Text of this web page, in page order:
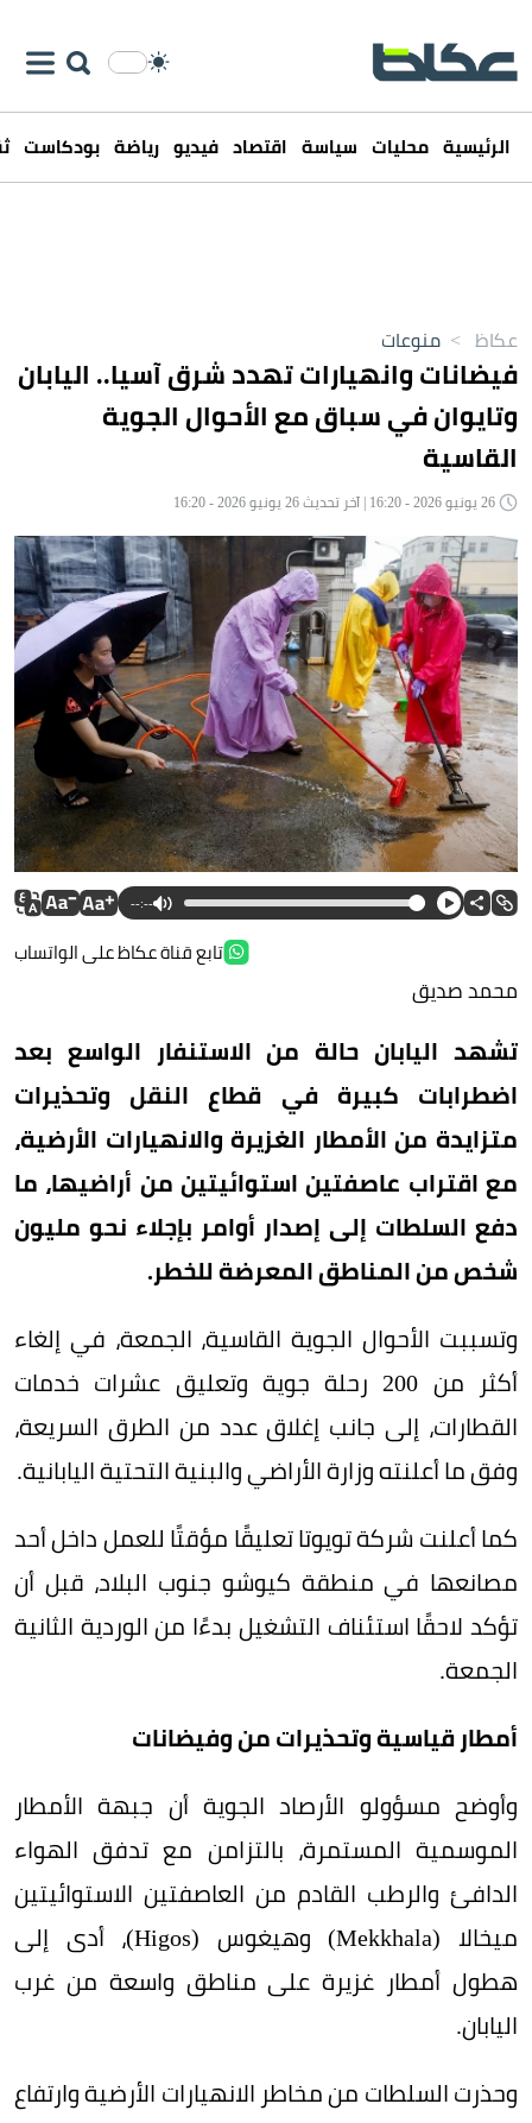
الرئيسية محليات سياسة اقتصاد فيديو رياضة بودكاست
عكاظ > منوعات
فيضانات وانهيارات تهدد شرق آسيا.. اليابان
وتايوان في سباق مع الأحوال الجوية
القاسية
--:--
تابع قناة عكاظ على الواتساب
محمد صديق
تشهد اليابان حالة من الاستنفار الواسع بعد
اضطرابات كبيرة في قطاع النقل وتحذيرات
متزايدة من الأمطار الغزيرة والانهيارات الأرضية،
مع اقتراب عاصفتين استوائيتين من أراضيها، ما
دفع السلطات إلى إصدار أوامر بإجلاء نحو مليون
شخص من المناطق المعرضة للخطر.
وتسببت الأحوال الجوية القاسية، الجمعة، في إلغاء
أكثر من 200 رحلة جوية وتعليق عشرات خدمات
القطارات، إلى جانب إغلاق عدد من الطرق السريعة،
وفق ما أعلنته وزارة الأراضي والبنية التحتية اليابانية.
كما أعلنت شركة تويوتا تعليقًا مؤقتًا للعمل داخل أحد
مصانعها في منطقة كيوشو جنوب البلاد، قبل أن
تؤكد لاحقًا استئناف التشغيل بدءًا من الوردية الثانية
الجمعة.
أمطار قياسية وتحذيرات من وفيضانات
وأوضح مسؤولو الأرصاد الجوية أن جبهة الأمطار
الموسمية المستمرة، بالتزامن مع تدفق الهواء
الدافئ والرطب القادم من العاصفتين الاستوائيتين
ميخالا (Mekkhala) وهيغوس (Higos)، أدى إلى
هطول أمطار غزيرة على مناطق واسعة من غرب
اليابان.
وحذرت السلطات من مخاطر الانهيارات الأرضية وارتفاع